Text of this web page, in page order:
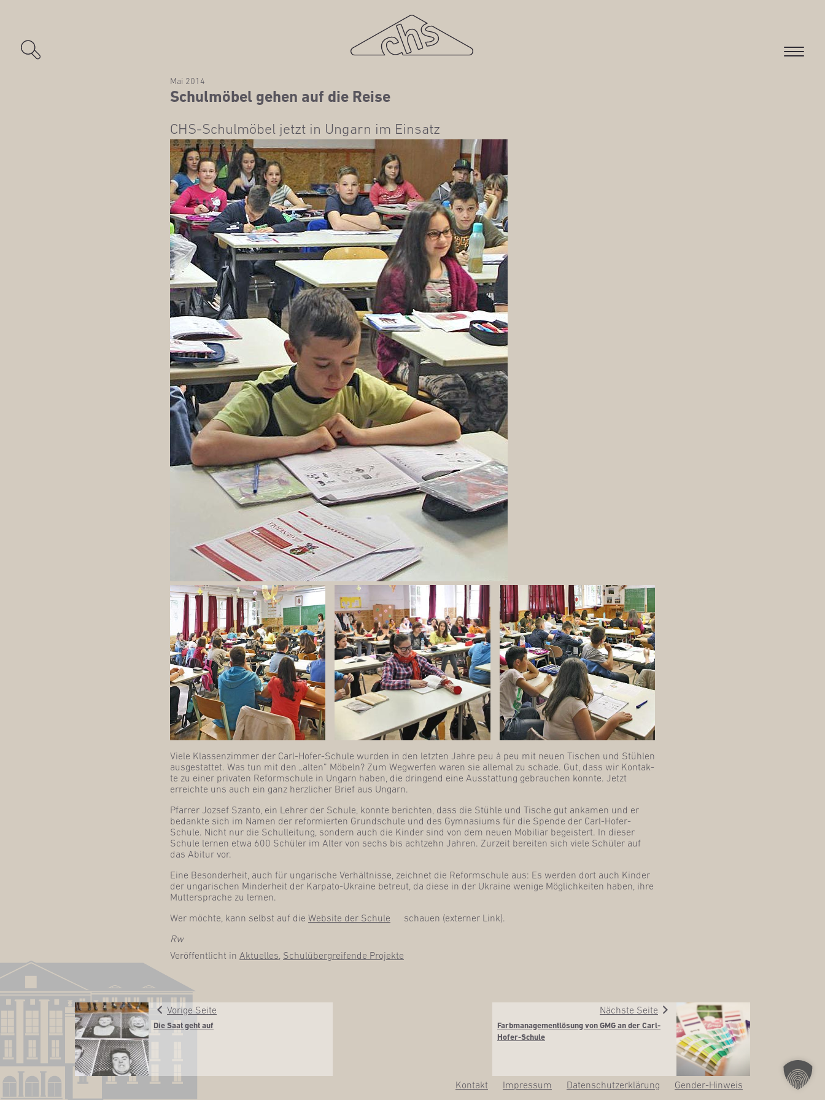
Schul­mö­bel gehen auf die Reise
Mai 2014
CHS-Schul­mö­bel jetzt in Ungarn im Einsatz
Vie­le Klas­sen­zim­mer der Carl-Hofer-Schu­le wur­den in den letz­ten Jah­re peu à peu mit neu­en Tischen und Stüh­len
aus­ge­stat­tet. Was tun mit den „alten” Möbeln? Zum Weg­wer­fen waren sie alle­mal zu scha­de. Gut, dass wir Kon­tak­
te zu einer pri­va­ten Reform­schu­le in Ungarn haben, die drin­gend eine Aus­stat­tung gebrau­chen konn­te. Jetzt
erreich­te uns auch ein ganz herz­li­cher Brief aus Ungarn.
Pfar­rer Joz­sef Szan­to, ein Leh­rer der Schu­le, konn­te berich­ten, dass die Stüh­le und Tische gut anka­men und er
bedank­te sich im Namen der refor­mier­ten Grund­schu­le und des Gym­na­si­ums für die Spen­de der Carl-Hofer-
Schu­le. Nicht nur die Schul­lei­tung, son­dern auch die Kin­der sind von dem neu­en Mobi­li­ar begeis­tert. In die­ser
Schu­le ler­nen etwa 600 Schü­ler im Alter von sechs bis acht­zehn Jah­ren. Zur­zeit berei­ten sich vie­le Schü­ler auf
das Abitur vor.
Eine Beson­der­heit, auch für unga­ri­sche Ver­hält­nis­se, zeich­net die Reform­schu­le aus: Es wer­den dort auch Kin­der
der unga­ri­schen Min­der­heit der Kar­pa­to-Ukrai­ne betreut, da die­se in der Ukrai­ne weni­ge Mög­lich­kei­ten haben, ihre
Mut­ter­spra­che zu lernen.
Wer möch­te, kann selbst auf die Web­site der Schu­le
schau­en (exter­ner Link).
Rw
Veröffentlicht in Aktuelles Schulübergreifende Projekte
Vorige Seite
Die Saat geht auf
Nächste Seite
Farb­ma­nage­ment­lö­sung von GMG an der Carl-
Hofer-Schule
Kon­takt Impres­sum Daten­schutz­er­klä­rung Gen­­der-Hin­­weis